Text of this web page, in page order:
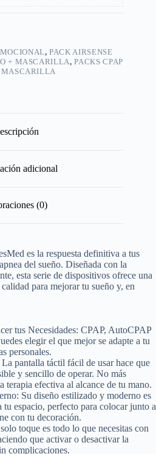
,PACK AIRSENSE
+ MASCARILLA,PACKS CPAP
MASCARILLA
adicional
(0)
es la respuesta definitiva a tus
del sueño. Diseñada con la
esta serie de dispositivos ofrece una
para mejorar tu sueño y, en
tus Necesidades: CPAP, AutoCPAP
elegir el que mejor se adapte a tu
personales.
pantalla táctil fácil de usar hace que
y sencillo de operar. No más
terapia efectiva al alcance de tu mano.
Su diseño estilizado y moderno es
tu espacio, perfecto para colocar junto a
con tu decoración.
toque es todo lo que necesitas con
que activar o desactivar la
complicaciones.